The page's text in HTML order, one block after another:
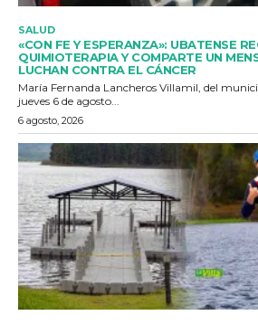
SALUD
«CON FE Y ESPERANZA»: UBATENSE
QUIMIOTERAPIA Y COMPARTE UN
LUCHAN CONTRA EL CÁNCER
María Fernanda Lancheros Villamil, del
jueves 6 de agosto...
6 agosto, 2026